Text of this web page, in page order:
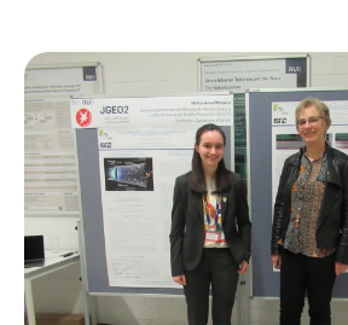
WMW:
Der Wülfrather
Wettbewerb WMW ist ein
Mathematik-Wettbewerb für
Klasse.
Känguru-Wettbewerb:Der
mathematische Multiple-
Wettbewerb findet weltweit
80 Ländern statt. Am SGW